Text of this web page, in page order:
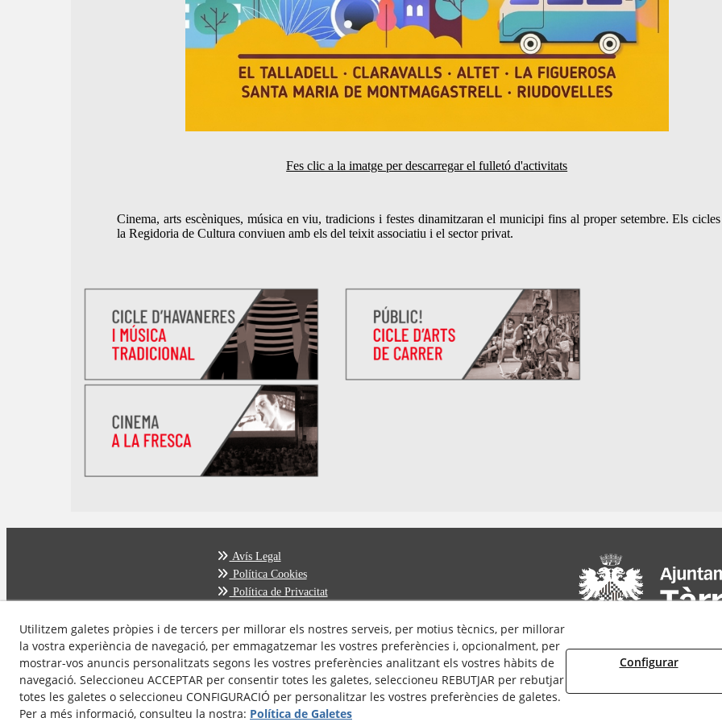
Fes clic a la imatge per descarregar el fulletó d'activitats
Cinema, arts escèniques, música en viu, tradicions i festes dinamitzaran el municipi fins al proper setembre. Els
la Regidoria de Cultura conviuen amb els del teixit associatiu i el sector privat.
Avís Legal
Política Cookies
Política de Privacitat
© 08/2026 Cultura Tàrrega - Tots els drets reservats.
Utilitzem galetes pròpies i de tercers per millorar els nostres serveis, per motius tècnics, per millorar
la vostra experiència de navegació, per emmagatzemar les vostres preferències i, opcionalment, per
mostrar-vos anuncis personalitzats segons les vostres preferències analitzant els vostres hàbits de
navegació. Seleccioneu ACCEPTAR per consentir totes les galetes, seleccioneu REBUTJAR per rebutjar
totes les galetes o seleccioneu CONFIGURACIÓ per personalitzar les vostres preferències de galetes.
Per a més informació, consulteu la nostra: Política de Galetes
Configurar